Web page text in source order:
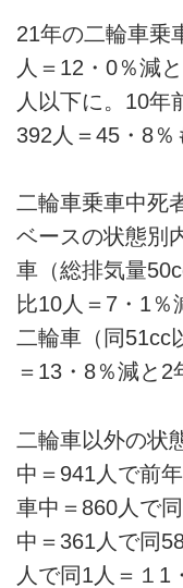
21年の二輪車乗
人＝12・0％減
人以下に。10年
392人＝45・8％
二輪車乗車中死
ベースの状態別
車（総排気量
比10人＝7・1％
二輪車（同51cc
＝13・8％減と2
二輪車以外の状
中＝941人で前
車中＝860人で
中＝361人で同
人で同1人＝１1